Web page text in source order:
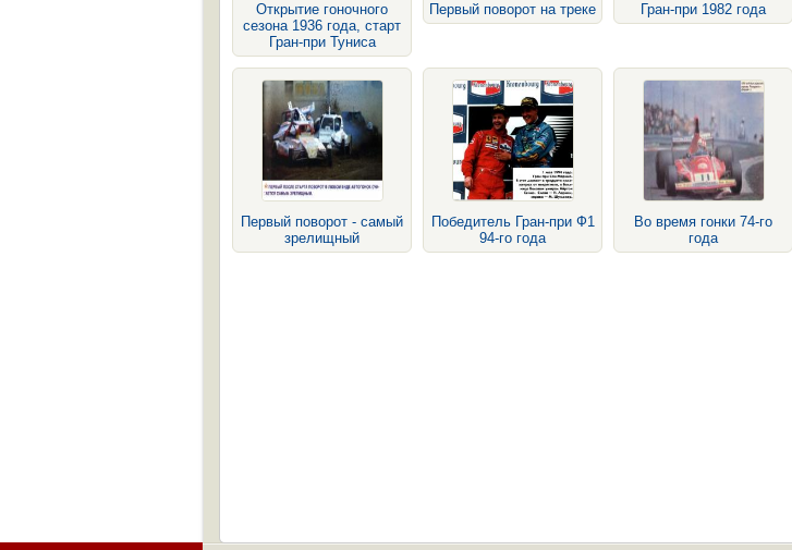
Открытие гоночного
сезона 1936 года, старт
Гран-при Туниса
Первый поворот на треке Гран-при 1982 года
Первый поворот - самый
зрелищный
Победитель Гран-при Ф1
94-го года
Во время гонки 74-го
года